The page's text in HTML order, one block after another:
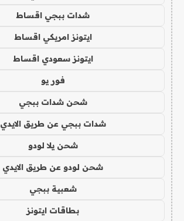
شدات ببجي اقساط
ايتونز امريكي اقساط
ايتونز سعودي اقساط
فور يو
شحن شدات ببجي
شدات ببجي عن طريق الايدي
شحن يلا لودو
شحن لودو عن طريق الايدي
شعبية ببجي
بطاقات ايتونز